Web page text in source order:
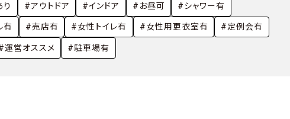
た・行ってみた・
た
#アウトドア #インドア #お昼可 #シャワー有
有 #売店有 #女性トイレ有 #女性用更衣室有 #定例会有
運営オススメ #駐車場有